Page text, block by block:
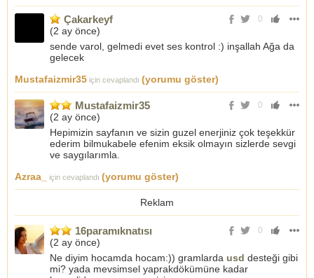
0
Çakarkeyf
(2 ay önce)
sende varol, gelmedi evet ses kontrol :) inşallah Ağa da
gelecek
Mustafaizmir35 için cevaplandı (yorumu göster)
0
Mustafaizmir35
(2 ay önce)
Hepimizin sayfanın ve sizin guzel enerjiniz çok teşekkür
ederim bilmukabele efenim eksik olmayın sizlerde sevgi
ve saygılarımla.
Azraa_
için cevaplandı (yorumu göster)
Reklam
0
16paramıknatısı
(2 ay önce)
Ne diyim hocamda hocam:)) gramlarda usd desteği gibi
mi? yada mevsimsel yaprakdökümüne kadar